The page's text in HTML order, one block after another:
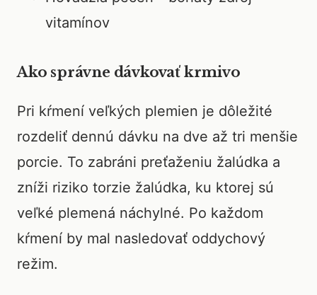
vitamínov
Ako správne dávkovať krmivo
Pri kŕmení veľkých plemien je dôležité
rozdeliť dennú dávku na dve až tri menšie
porcie. To zabráni preťaženiu žalúdka a
zníži riziko torzie žalúdka, ku ktorej sú
veľké plemená náchylné. Po každom
kŕmení by mal nasledovať oddychový
režim.